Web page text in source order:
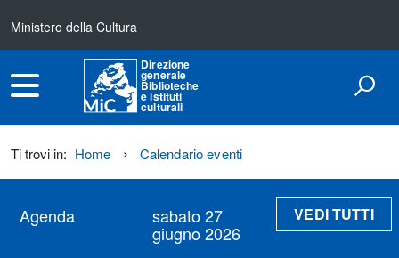
Ministero della Cultura
Direzione
generale
Biblioteche
e istituti
culturali
Ti trovi in: Home Calendario eventi
Agenda sabato 27
giugno 2026
VEDI TUTTI